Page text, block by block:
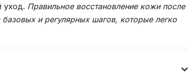
уход. Правильное восстановление кожи после
и регулярных шагов, которые легко